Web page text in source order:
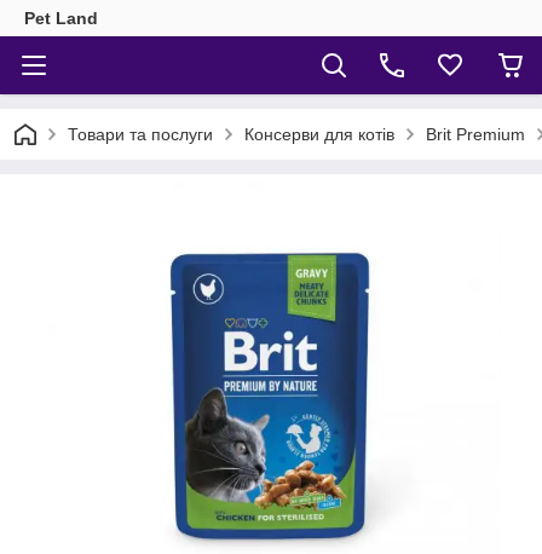
Pet Land
Товари та послуги Консерви для котів Brit Premium